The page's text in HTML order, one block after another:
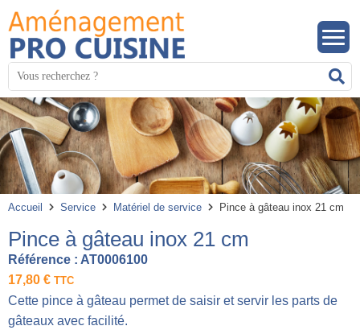
Mots
clés
:
Accueil Service Matériel de service Pince à gâteau inox 21 cm
Pince à gâteau inox 21 cm
Référence : AT0006100
17,80 € TTC
Cette pince à gâteau permet de saisir et servir les parts de
gâteaux avec facilité.
Panneau de gestion des cookies